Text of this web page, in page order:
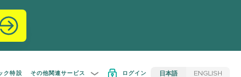
ク特設 その他関連サービス ログイン 日本語 ENGLISH